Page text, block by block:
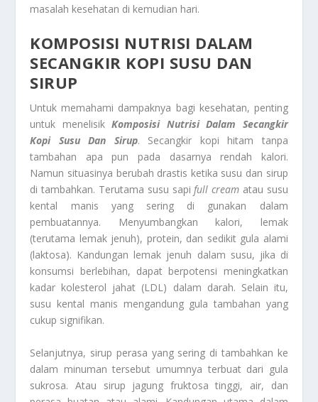
masalah kesehatan di kemudian hari.
KOMPOSISI NUTRISI DALAM
SECANGKIR KOPI SUSU DAN
SIRUP
Untuk memahami dampaknya bagi kesehatan, penting
untuk menelisikKomposisi Nutrisi Dalam Secangkir
Kopi Susu Dan Sirup. Secangkir kopi hitam tanpa
tambahan apa pun pada dasarnya rendah kalori.
Namun situasinya berubah drastis ketika susu dan sirup
di tambahkan. Terutama susu sapifull cream atau susu
kental manis yang sering di gunakan dalam
pembuatannya. Menyumbangkan kalori, lemak
(terutama lemak jenuh), protein, dan sedikit gula alami
(laktosa). Kandungan lemak jenuh dalam susu, jika di
konsumsi berlebihan, dapat berpotensi meningkatkan
kadar kolesterol jahat (LDL) dalam darah. Selain itu,
susu kental manis mengandung gula tambahan yang
cukup signifikan.
Selanjutnya, sirup perasa yang sering di tambahkan ke
dalam minuman tersebut umumnya terbuat dari gula
sukrosa. Atau sirup jagung fruktosa tinggi, air, dan